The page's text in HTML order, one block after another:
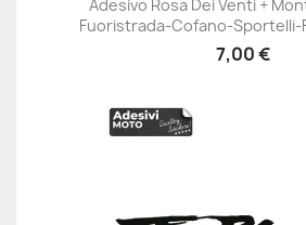
Adesivo Rosa Dei Venti +
Fuoristrada-Cofano-Sportelli-
7,00 €